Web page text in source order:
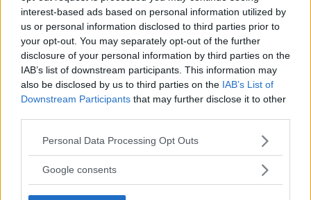
interest-based ads based on personal information utilized by
us or personal information disclosed to third parties prior to
your opt-out. You may separately opt-out of the further
disclosure of your personal information by third parties on the
IAB’s list of downstream participants. This information may
also be disclosed by us to third parties on the IAB’s List of
Downstream Participants that may further disclose it to other
Please note that this website/app uses one or more Google
not limited to your visit or usage behaviour. You may click to
use your data for below specified purposes in below Google
Personal Data Processing Opt Outs
Google consents
DEBATT: Landsbygden ska leda Sveriges utveckling
HÄR ÄR PLATSEN KOMMUNEN PEKAR UT TILL NY
BRANDSTATION
Visa privacy